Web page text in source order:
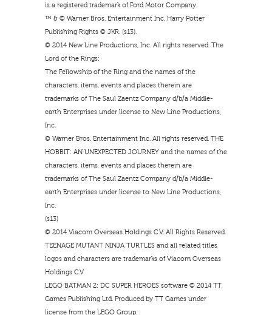
is a registered trademark of Ford Motor Company.
™ & © Warner Bros. Entertainment Inc. Harry Potter
Publishing Rights © JKR. (s13).
© 2014 New Line Productions, Inc. All rights reserved. The
Lord of the Rings:
The Fellowship of the Ring and the names of the
characters, items, events and places therein are
trademarks of The Saul Zaentz Company d/b/a Middle-
earth Enterprises under license to New Line Productions,
Inc.
© Warner Bros. Entertainment Inc. All rights reserved. THE
HOBBIT: AN UNEXPECTED JOURNEY and the names of the
characters, items, events and places therein are
trademarks of The Saul Zaentz Company d/b/a Middle-
earth Enterprises under license to New Line Productions,
Inc.
(s13)
© 2014 Viacom Overseas Holdings C.V. All Rights Reserved.
TEENAGE MUTANT NINJA TURTLES and all related titles,
logos and characters are trademarks of Viacom Overseas
Holdings C.V
LEGO BATMAN 2: DC SUPER HEROES software © 2014 TT
Games Publishing Ltd. Produced by TT Games under
license from the LEGO Group.